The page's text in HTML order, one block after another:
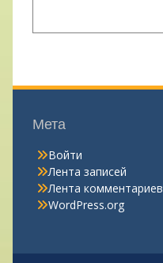
Мета
Войти
Лента записей
Лента комментариев
WordPress.org